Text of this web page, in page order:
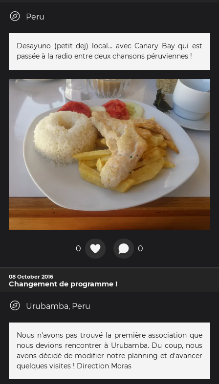
Peru
Desayuno (petit dej) local... avec Canary Bay qui est
passée à la radio entre deux chansons péruviennes !
0 0
08 October 2016
Changement de programme !
Urubamba, Peru
Nous n'avons pas trouvé la première association que
nous devions rencontrer à Urubamba. Du coup, nous
avons décidé de modifier notre planning et d'avancer
quelques visites ! Direction Moras